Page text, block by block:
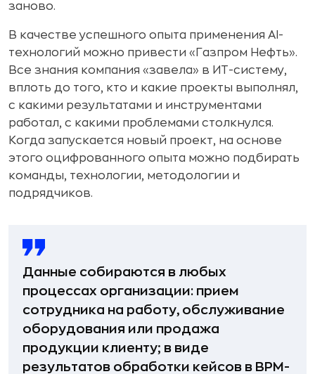
заново.
В качестве успешного опыта применения AI-
технологий можно привести «Газпром Нефть».
Все знания компания «завела» в ИТ-систему,
вплоть до того, кто и какие проекты выполнял,
с какими результатами и инструментами
работал, с какими проблемами столкнулся.
Когда запускается новый проект, на основе
этого оцифрованного опыта можно подбирать
команды, технологии, методологии и
подрядчиков.
Данные собираются в любых
процессах организации: прием
сотрудника на работу, обслуживание
оборудования или продажа
продукции клиенту; в виде
результатов обработки кейсов в BPM-